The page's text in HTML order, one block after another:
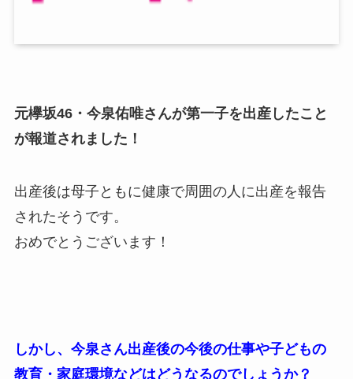
元欅坂46・今泉佑唯さんが第一子を出産したこと
が報道されました！
出産後は母子ともに健康で周囲の人に出産を報告
されたそうです。
おめでとうございます！
しかし、今泉さん出産後の今後の仕事や子どもの
教育・家庭環境などはどうなるのでしょうか？